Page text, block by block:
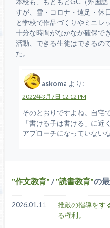
本校も、もともとGC（外国
すが、雪・コロナ・遠足・休
と学校で作品づくりやミニレ
十分な時間がなかなか確保で
活動、できる生徒はできるの
た。
askoma より:
2022年3月7日 12:12 PM
そのとおりですよね。自宅
「書ける子は書ける」に近
アプローチになっていない
作文教育 / 読書教育 の
2026.01.11
推敲の指導をす
る権利。